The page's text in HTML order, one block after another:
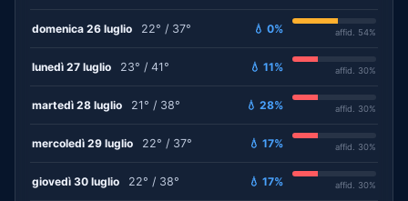
domenica 26 luglio 22° / 37° 💧 0% affid. 54%
lunedì 27 luglio 23° / 41° 💧 11% affid. 30%
martedì 28 luglio 21° / 38° 💧 28% affid. 30%
mercoledì 29 luglio 22° / 37° 💧 17% affid. 30%
giovedì 30 luglio 22° / 38° 💧 17% affid. 30%